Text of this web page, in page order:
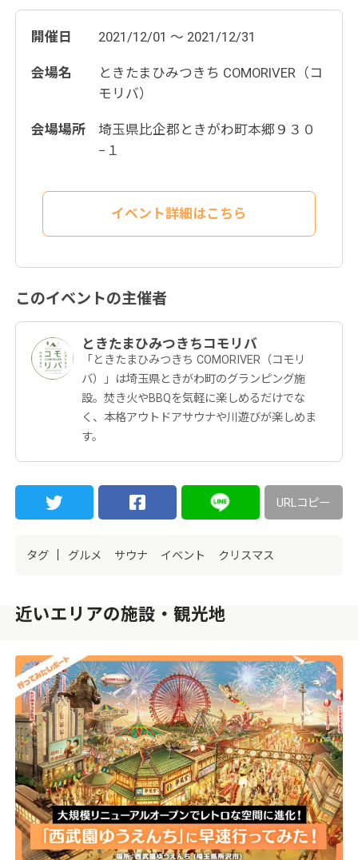
開催日 2021/12/01 ～ 2021/12/31
会場名
ときたまひみつきち COMORIVER（コ
モリバ）
会場場所
埼玉県比企郡ときがわ町本郷９３０
−１
イベント詳細はこちら
このイベントの主催者
ときたまひみつきちコモリバ
「ときたまひみつきち COMORIVER（コモリ
バ）」は埼玉県ときがわ町のグランピング施
設。焚き火やBBQを気軽に楽しめるだけでな
く、本格アウトドアサウナや川遊びが楽しめま
す。
URLコピー
タグ グルメ サウナ イベント クリスマス
近いエリアの施設・観光地